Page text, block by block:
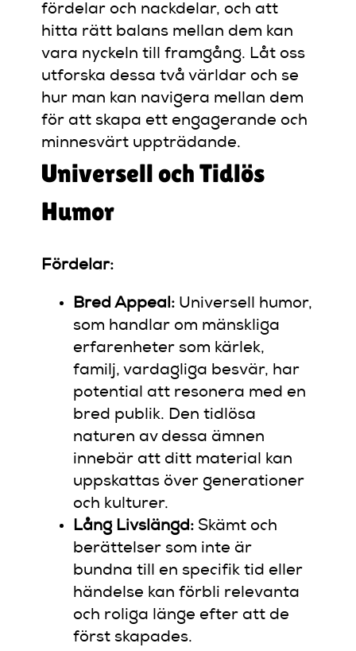
fördelar och nackdelar, och att
hitta rätt balans mellan dem kan
vara nyckeln till framgång. Låt oss
utforska dessa två världar och se
hur man kan navigera mellan dem
för att skapa ett engagerande och
minnesvärt uppträdande.
Universell och Tidlös
Humor
Fördelar:
Bred Appeal: Universell humor,
som handlar om mänskliga
erfarenheter som kärlek,
familj, vardagliga besvär, har
potential att resonera med en
bred publik. Den tidlösa
naturen av dessa ämnen
innebär att ditt material kan
uppskattas över generationer
och kulturer.
Lång Livslängd: Skämt och
berättelser som inte är
bundna till en specifik tid eller
händelse kan förbli relevanta
och roliga länge efter att de
först skapades.